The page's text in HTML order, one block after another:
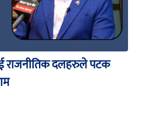
राजनीतिक दलहरुले पटक